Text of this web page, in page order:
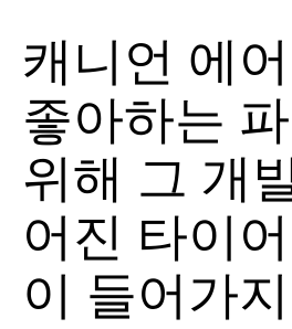
캐니언 에
좋아하는
위해 그 개
어진 타이
이 들어가